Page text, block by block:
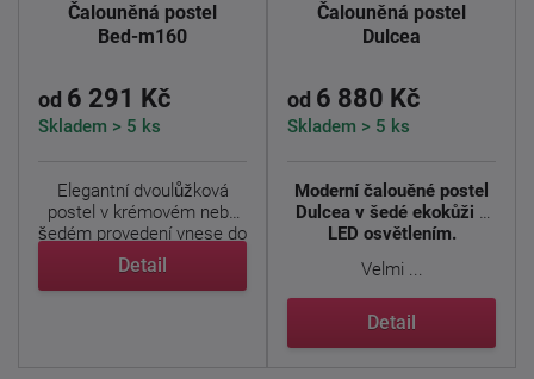
Čalouněná postel
Bed-m160
od 6 291 Kč
Skladem > 5 ks
Elegantní dvoulůžková
postel v krémovém nebo
šedém provedení vnese do
...
Detail
Čalouněná postel
Dulcea
od 6 880 Kč
Skladem > 5 ks
Moderní čalouěné postel
Dulcea v šedé ekokůži s
LED osvětlením.
Velmi ...
Detail